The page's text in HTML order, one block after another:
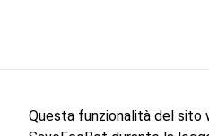
Questa funzionalità del sito